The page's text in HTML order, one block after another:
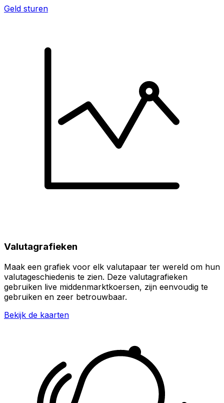
Geld sturen
Valutagrafieken
Maak een grafiek voor elk valutapaar ter wereld om hun
valutageschiedenis te zien. Deze valutagrafieken
gebruiken live middenmarktkoersen, zijn eenvoudig te
gebruiken en zeer betrouwbaar.
Bekijk de kaarten